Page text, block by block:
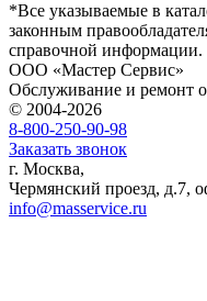
*Все указываемые в
законным
справочной информации.
ООО «Мастер Сервис»
Обслуживание и ремонт
© 2004-2026
8-800-250-90-98
Заказать звонок
г. Москва,
Чермянский проезд, д.7,
info@masservice.ru